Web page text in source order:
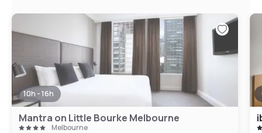
10h - 16h
Mantra on Little Bourke Melbourne
Melbourne